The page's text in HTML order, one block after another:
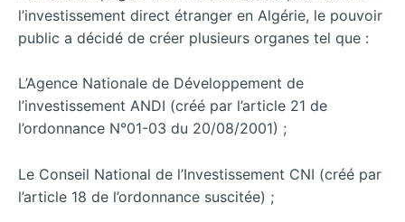
l’investissement direct étranger en Algérie, le pouvoir
public a décidé de créer plusieurs organes tel que :
L’Agence Nationale de Développement de
l’investissement ANDI (créé par l’article 21 de
l’ordonnance N°01-03 du 20/08/2001) ;
Le Conseil National de l’Investissement CNI (créé par
l’article 18 de l’ordonnance suscitée) ;